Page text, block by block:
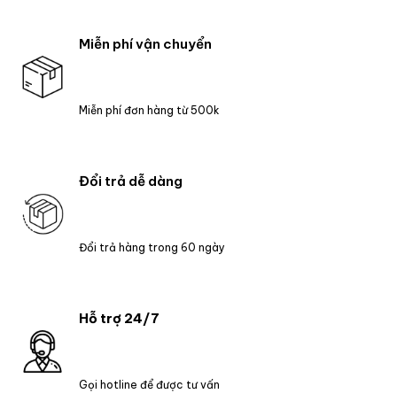
Đổi trả dễ dàng
Đổi trả hàng trong 60 ngày
Hỗ trợ 24/7
Gọi hotline để được tư vấn
Miễn phí vận chuyển
Miễn phí đơn hàng từ 500k